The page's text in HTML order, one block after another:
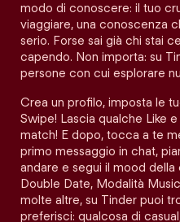
modo di conoscere: il tuo
viaggiare, una conoscenza
serio. Forse sai già chi stai
capendo. Non importa: su
persone con cui esplorare
Crea un profilo, imposta le
Swipe! Lascia qualche Like
match! E dopo, tocca a te
primo messaggio in chat,
andare e segui il mood
Double Date, Modalità
molte altre, su Tinder puoi
preferisci: qualcosa di